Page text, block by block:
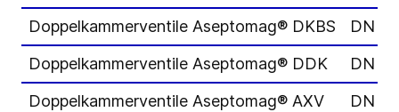
Doppelkammerventile Aseptomag® DKBS
DN
Doppelkammerventile Aseptomag® DDK
DN
Doppelkammerventile Aseptomag® AXV
DN